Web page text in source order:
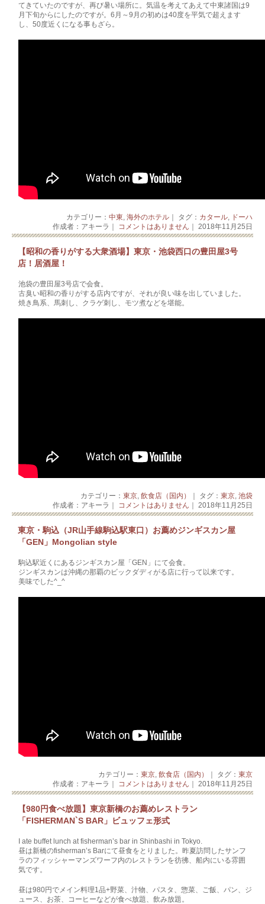
てきていたのですが、再び暑い場所に。気温を考えてあえて中東諸国は9
月下旬からにしたのですが。6月～9月の初めは40度を平気で超えます
し、50度近くになる事もざら。
カテゴリー： 中東, 海外のホテル｜ タグ： カタール, ドーハ
作成者：アキーラ｜ コメントはありません ｜ 2018年11月25日
【昭和の香りがする大衆酒場】東京・池袋西口の豊田屋3号
店！居酒屋！
池袋の豊田屋3号店で会食。
古臭い昭和の香りがする店内ですが、それが良い味を出していました。
焼き鳥系、馬刺し、クラゲ刺し、モツ煮などを堪能。
カテゴリー： 東京, 飲食店（国内） ｜ タグ： 東京, 池袋
作成者：アキーラ｜ コメントはありません ｜ 2018年11月25日
東京・駒込（JR山手線駒込駅東口）お薦めジンギスカン屋
「GEN」Mongolian style
駒込駅近くにあるジンギスカン屋「GEN」にて会食。
ジンギスカンは沖縄の那覇のビックダディがる店に行って以来です。
美味でした^_^
カテゴリー： 東京, 飲食店（国内） ｜ タグ： 東京
作成者：アキーラ｜
コメントはありません ｜ 2018年11月25日
【980円食べ放題】東京新橋のお薦めレストラン
「FISHERMAN`S BAR」ビュッフェ形式
I ate buffet lunch at fisherman’s bar in Shinbashi in Tokyo.
昼は新橋のfisherman’s Barにて昼食をとりました。昨夏訪問したサンフ
ラのフィッシャーマンズワーフ内のレストランを彷彿、船内にいる雰囲
気です。
昼は980円でメイン料理1品+野菜、汁物、パスタ、惣菜、ご飯、パン、ジ
ュース、お茶、コーヒーなどが食べ放題、飲み放題。